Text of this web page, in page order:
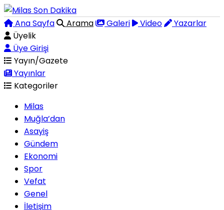
Ana Sayfa Arama Galeri Video
Yazarlar
Üyelik
Üye Girişi
Yayın/Gazete
Yayınlar
Kategoriler
Milas
Muğla’dan
Asayiş
Gündem
Ekonomi
Spor
Vefat
Genel
İletişim